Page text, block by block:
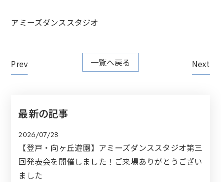
アミーズダンススタジオ
Prev 一覧へ戻る Next
最新の記事
2026/07/28
【登戸・向ヶ丘遊園】アミーズダンススタジオ第三
回発表会を開催しました！ご来場ありがとうござい
ました